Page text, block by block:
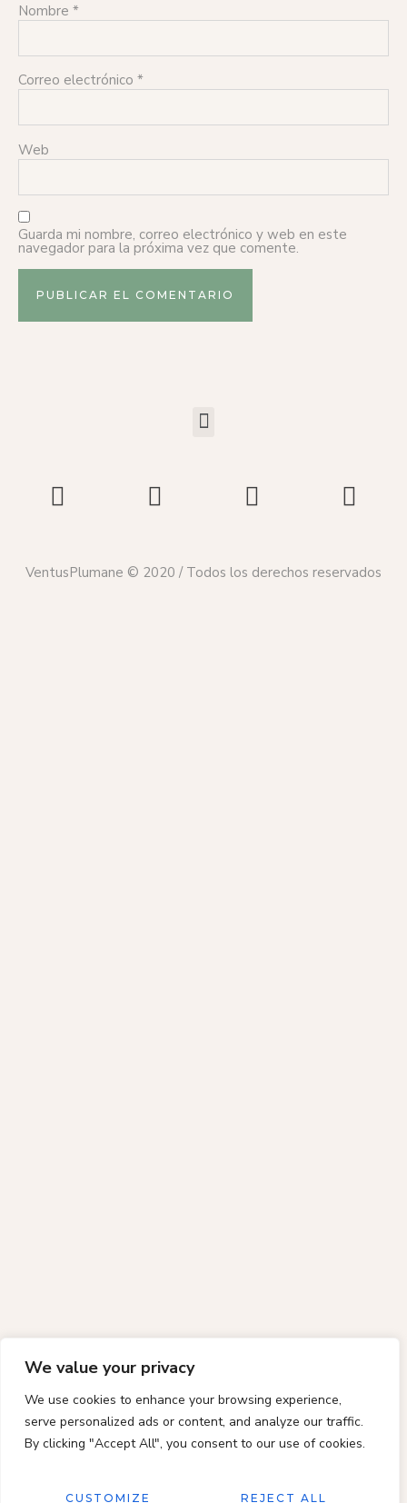
We value your privacy
We use cookies to enhance your browsing experience,
serve personalized ads or content, and analyze our traffic.
By clicking "Accept All", you consent to our use of cookies.
CUSTOMIZE REJECT ALL
Nombre *
Correo electrónico *
Web
Guarda mi nombre, correo electrónico y web en este
navegador para la próxima vez que comente.
VentusPlumane © 2020 / Todos los derechos reservados